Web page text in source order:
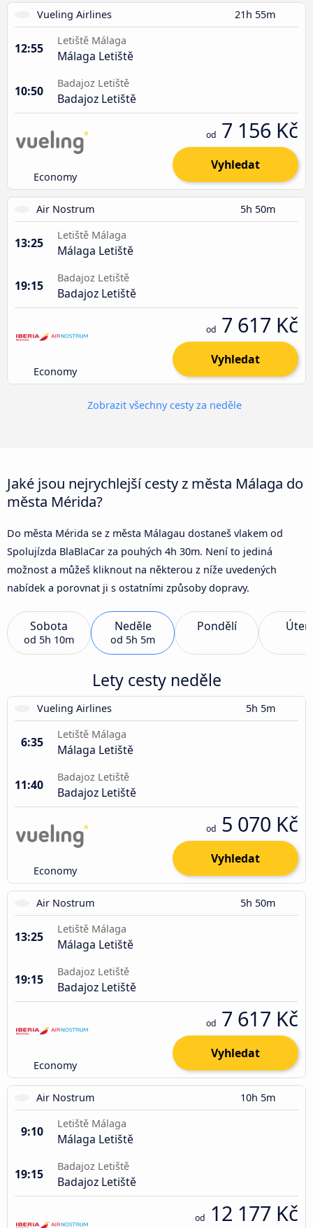
Vueling Airlines 21h 55m
12:55
Letiště Málaga
Málaga Letiště
10:50
Badajoz Letiště
Badajoz Letiště
Economy
od 7 156 Kč
Vyhledat
Air Nostrum 5h 50m
13:25
Letiště Málaga
Málaga Letiště
19:15
Badajoz Letiště
Badajoz Letiště
Economy
od 7 617 Kč
Vyhledat
Zobrazit všechny cesty za neděle
Jaké jsou nejrychlejší cesty z města Málaga do
města Mérida?
Do města Mérida se z města Málagau dostaneš vlakem od
Spolujízda BlaBlaCar za pouhých 4h 30m. Není to jediná
možnost a můžeš kliknout na některou z níže uvedených
nabídek a porovnat ji s ostatními způsoby dopravy.
Sobota
od 5h 10m
Neděle
od 5h 5m
Pondělí
Lety cesty neděle
Vueling Airlines 5h 5m
6:35
Letiště Málaga
Málaga Letiště
11:40
Badajoz Letiště
Badajoz Letiště
Economy
od 5 070 Kč
Vyhledat
Air Nostrum 5h 50m
13:25
Letiště Málaga
Málaga Letiště
19:15
Badajoz Letiště
Badajoz Letiště
Economy
od 7 617 Kč
Vyhledat
Air Nostrum 10h 5m
9:10
Letiště Málaga
Málaga Letiště
19:15
Badajoz Letiště
Badajoz Letiště
od 12 177 Kč